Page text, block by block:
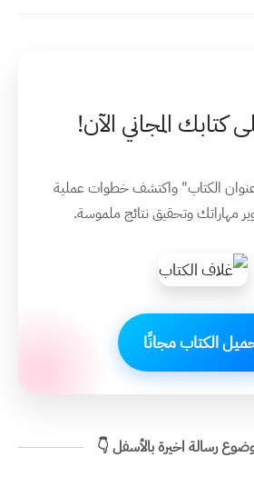
المجاني الآن!
الكتاب" واكتشف خطوات عملية
مهاراتك وتحقيق نتائج ملموسة.
الكتاب مجانًا
رسالة اخيرة بالأسفل 👇